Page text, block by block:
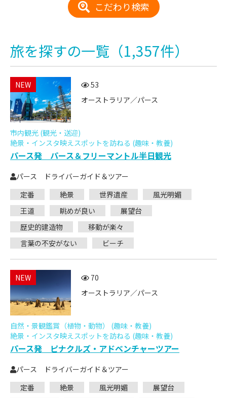
旅を探すの一覧 （1,357件）
NEW
53
オーストラリア／パース
市内観光 (観光・送迎)
絶景・インスタ映えスポットを訪ねる (趣味・教養)
パース発 パース＆フリーマントル半日観光
パース ドライバーガイド＆ツアー
定番
絶景 世界遺産
風光明媚
王道
眺めが良い
展望台
歴史的建造物
移動が楽々
言葉の不安がない
ビーチ
NEW
70
オーストラリア／パース
自然・景観鑑賞（植物・動物） (趣味・教養)
絶景・インスタ映えスポットを訪ねる (趣味・教養)
パース発 ピナクルズ・アドベンチャーツアー
パース ドライバーガイド＆ツアー
定番
絶景 風光明媚
展望台
こだわり検索